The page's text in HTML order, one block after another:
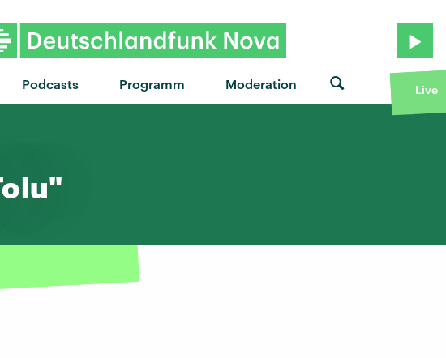
Podcasts Programm Moderation Live